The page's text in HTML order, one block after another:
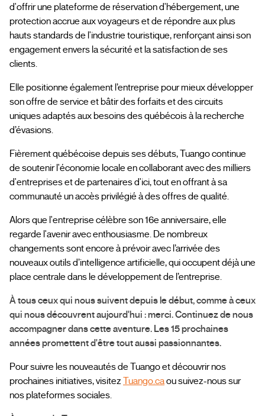
d'offrir une plateforme de réservation d'hébergement, une
protection accrue aux voyageurs et de répondre aux plus
hauts standards de l'industrie touristique, renforçant ainsi son
engagement envers la sécurité et la satisfaction de ses
clients.
Elle positionne également l’entreprise pour mieux développer
son offre de service et bâtir des forfaits et des circuits
uniques adaptés aux besoins des québécois à la recherche
d’évasions.
Fièrement québécoise depuis ses débuts, Tuango continue
de soutenir l'économie locale en collaborant avec des milliers
d'entreprises et de partenaires d'ici, tout en offrant à sa
communauté un accès privilégié à des offres de qualité.
Alors que l'entreprise célèbre son 16e anniversaire, elle
regarde l'avenir avec enthousiasme. De nombreux
changements sont encore à prévoir avec l’arrivée des
nouveaux outils d’intelligence artificielle, qui occupent déjà une
place centrale dans le développement de l’entreprise.
À tous ceux qui nous suivent depuis le début, comme à ceux
qui nous découvrent aujourd'hui : merci. Continuez de nous
accompagner dans cette aventure. Les 15 prochaines
années promettent d'être tout aussi passionnantes.
Pour suivre les nouveautés de Tuango et découvrir nos
prochaines initiatives, visitezTuango.caou suivez-nous sur
nos plateformes sociales.